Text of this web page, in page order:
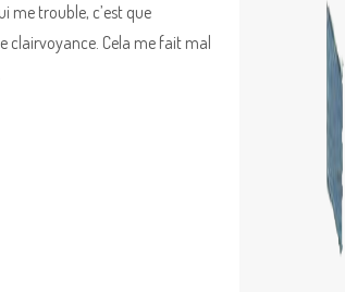
me trouble, c’est que
clairvoyance. Cela me fait mal